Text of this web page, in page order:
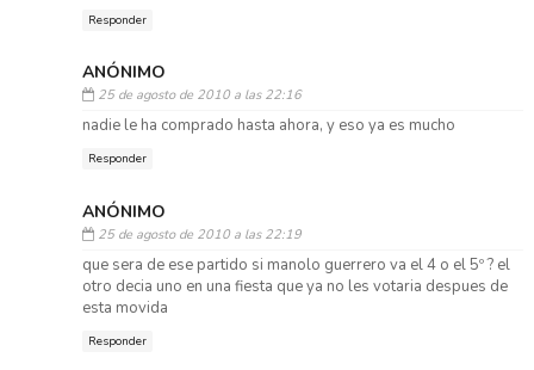
Responder
ANÓNIMO
25 de agosto de 2010 a las 22:16
nadie le ha comprado hasta ahora, y eso ya es mucho
Responder
ANÓNIMO
25 de agosto de 2010 a las 22:19
que sera de ese partido si manolo guerrero va el 4 o el 5º ? el
otro decia uno en una fiesta que ya no les votaria despues de
esta movida
Responder